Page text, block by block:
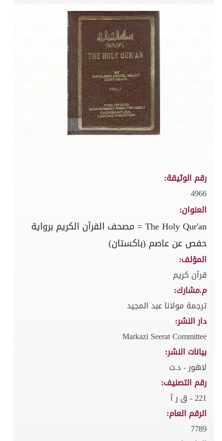
رقم الوثيقة:
4966
العنوان:
The Holy Qur'an = مصحف القرآن الكريم برواية
حفص عن عاصم (باكستان)
المؤلف:
قرآن كريم
م.مشارك:
ترجمة مولانا عبد المجيد
دار النشر:
Markazi Seerat Committee
بيانات النشر:
لاهور - د.ت
رقم التصنيف:
221 - ق ر آ
الرقم العام:
7789